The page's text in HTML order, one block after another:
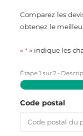
Comparez les
obtenez le
«* » indique les
Étape1 sur2 -
Code postal